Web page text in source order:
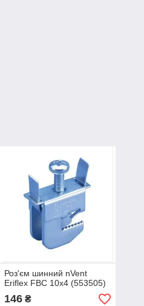
Роз'єм шинний nVent
Eriflex FBC 10x4 (553505)
146₴